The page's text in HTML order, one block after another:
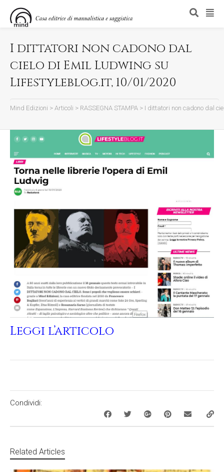
I dittatori non cadono dal
cielo di Emil Ludwing su
Lifestyleblog.it, 10/01/2020
Mind Edizioni > Articoli > RASSEGNA STAMPA > I dittatori non cadono dal
Leggi l’articolo
Condividi:
Related Articles